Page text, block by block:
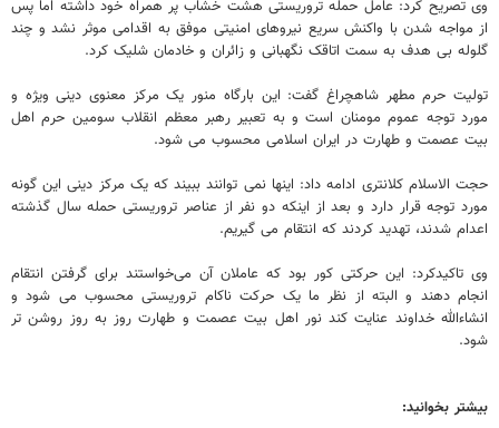
وی تصریح کرد: عامل حمله تروریستی هشت خشاب پر همراه خود داشته اما پس
از مواجه شدن با واکنش سریع نیروهای امنیتی موفق به اقدامی موثر نشد و چند
گلوله بی هدف به سمت اتاقک نگهبانی و زائران و خادمان شلیک کرد.
تولیت حرم مطهر شاهچراغ گفت: این بارگاه منور یک مرکز معنوی دینی ویژه و
مورد توجه عموم مومنان است و به تعبیر رهبر معظم انقلاب سومین حرم اهل
بیت عصمت و طهارت در ایران اسلامی محسوب می شود.
حجت الاسلام کلانتری ادامه داد: اینها نمی توانند ببیند که یک مرکز دینی این گونه
مورد توجه قرار دارد و بعد از اینکه دو نفر از عناصر تروریستی حمله سال گذشته
اعدام شدند، تهدید کردند که انتقام می گیریم.
وی تاکیدکرد: این حرکتی کور بود که عاملان آن می‌خواستند برای گرفتن انتقام
انجام دهند و البته از نظر ما یک حرکت ناکام تروریستی محسوب می شود و
انشاءالله خداوند عنایت کند نور اهل بیت عصمت و طهارت روز به روز روشن تر
شود.
بیشتر بخوانید: